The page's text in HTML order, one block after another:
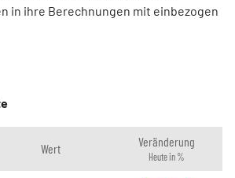
in ihre Berechnungen mit einbezogen
Wert Veränderung
Heute in %